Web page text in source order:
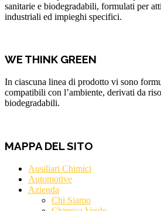
sanitarie e biodegradabili, formulati per
industriali ed impieghi specifici.
WE THINK GREEN
In ciascuna linea di prodotto vi sono
compatibili con l’ambiente, derivati da
biodegradabili.
MAPPA DEL SITO
Ausiliari Chimici
Automotive
Azienda
Chi Siamo